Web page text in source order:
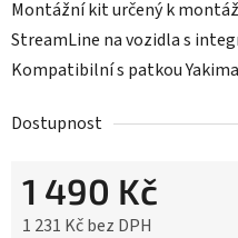
Montážní kit určený k
StreamLine na vozidla s
Kompatibilní s patkou
Dostupnost
1 490 Kč
1 231 Kč bez DPH